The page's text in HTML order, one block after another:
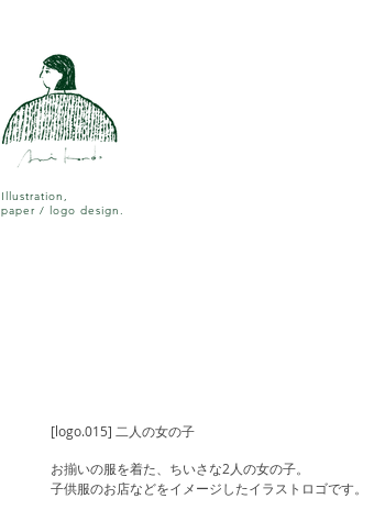
Illustration,
paper / logo design.
[logo.015] 二人の女の子
お揃いの服を着た、ちいさな2人の女の子。
子供服のお店などをイメージしたイラストロゴです。